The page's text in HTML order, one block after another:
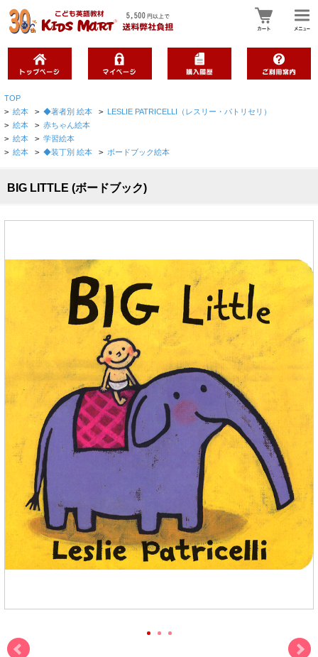
TOP
> 絵本 > ◆著者別 絵本 > LESLIE PATRICELLI（レスリー・パトリセリ）
> 絵本 > 赤ちゃん絵本
> 絵本 > 学習絵本
> 絵本 > ◆装丁別 絵本 > ボードブック絵本
BIG LITTLE (ボードブック)